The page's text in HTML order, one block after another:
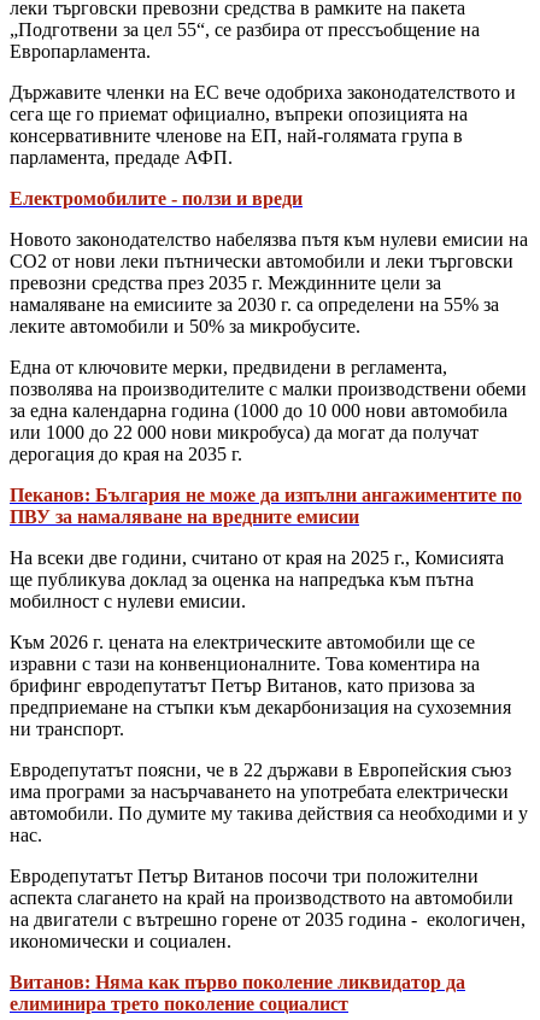
леки търговски превозни средства в рамките на пакета
„Подготвени за цел 55“, се разбира от прессъобщение на
Европарламента.
Държавите членки на ЕС вече одобриха законодателството и
сега ще го приемат официално, въпреки опозицията на
консервативните членове на ЕП, най-голямата група в
парламента, предаде АФП.
Електромобилите - ползи и вреди
Новото законодателство набелязва пътя към нулеви емисии на
CO2 от нови леки пътнически автомобили и леки търговски
превозни средства през 2035 г. Междинните цели за
намаляване на емисиите за 2030 г. са определени на 55% за
леките автомобили и 50% за микробусите.
Една от ключовите мерки, предвидени в регламента,
позволява на производителите с малки производствени обеми
за една календарна година (1000 до 10 000 нови автомобила
или 1000 до 22 000 нови микробуса) да могат да получат
дерогация до края на 2035 г.
Пеканов: България не може да изпълни ангажиментите по
ПВУ за намаляване на вредните емисии
На всеки две години, считано от края на 2025 г., Комисията
ще публикува доклад за оценка на напредъка към пътна
мобилност с нулеви емисии.
Към 2026 г. цената на електрическите автомобили ще се
изравни с тази на конвенционалните. Това коментира на
брифинг евродепутатът Петър Витанов, като призова за
предприемане на стъпки към декарбонизация на сухоземния
ни транспорт.
Евродепутатът поясни, че в 22 държави в Европейския съюз
има програми за насърчаването на употребата електрически
автомобили. По думите му такива действия са необходими и у
нас.
Евродепутатът Петър Витанов посочи три положителни
аспекта слагането на край на производството на автомобили
на двигатели с вътрешно горене от 2035 година - екологичен,
икономически и социален.
Витанов: Няма как първо поколение ликвидатор да
елиминира трето поколение социалист